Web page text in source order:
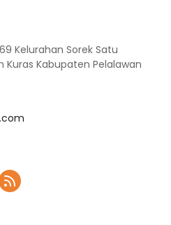
Kelurahan Sorek Satu
Kabupaten Pelalawan